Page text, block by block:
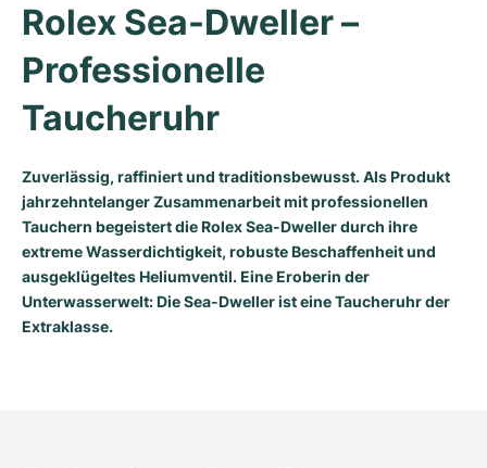
Rolex Sea-Dweller –
Professionelle
Taucheruhr
Zuverlässig, raffiniert und traditionsbewusst. Als Produkt
jahrzehntelanger Zusammenarbeit mit professionellen
Tauchern begeistert die Rolex Sea-Dweller durch ihre
extreme Wasserdichtigkeit, robuste Beschaffenheit und
ausgeklügeltes Heliumventil. Eine Eroberin der
Unterwasserwelt: Die Sea-Dweller ist eine Taucheruhr der
Extraklasse.